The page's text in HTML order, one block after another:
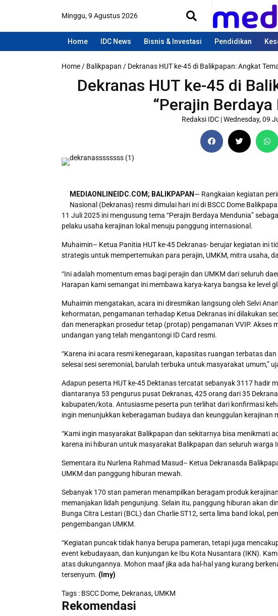
Minggu, 9 Agustus 2026
Home IDC News Bisnis & Investasi Pendidikan
Home / Balikpapan / Dekranas HUT ke-45 di Balikpapan: Angkat
Dekranas HUT ke-45 di
“Perajin Berdaya
Redaksi IDC |Wednesday, 09
MEDIAONLINEIDC.COM; BALIKPAPAN — Rangkaian kegiatan
Nasional (Dekranas) resmi dimulai hari ini di BSCC Dome
11 Juli 2025 ini mengusung tema “Perajin Berdaya Mendunia”
pelaku usaha kerajinan lokal menuju panggung internasional.
Muhaimin– Ketua Panitia HUT ke-45 Dekranas- berujar kegiatan ini
strategis untuk mempertemukan para perajin, UMKM, mitra usaha,
“Ini adalah momentum emas bagi perajin dan UMKM dari seluruh
Harapan kami semangat ini membawa karya-karya bangsa ke level
Muhaimin mengatakan, acara ini diresmikan langsung oleh Selvi
kehormatan, pengamanan terhadap Ketua Dekranas ini dilakukan
dan menerapkan prosedur tetap (protap) pengamanan VVIP. Akses
undangan yang telah mengantongi ID Card resmi.
“Karena ini acara resmi kenegaraan, kapasitas ruangan terbatas
selesai sesi seremonial, barulah terbuka untuk masyarakat umum,”
Adapun peserta HUT ke-45 Dektanas tercatat sebanyak 3117 hadir
diantaranya 53 pengurus pusat Dekranas, 425 orang dari 35
kabupaten/kota. Antusiasme peserta pun terlihat dari konfirmasi
ingin menunjukkan keberagaman budaya dan keunggulan kerajinan
“Kami ingin masyarakat Balikpapan dan sekitarnya bisa menikmati
karena ini hiburan untuk masyarakat Balikpapan dan seluruh warga
Sementara itu Nurlena Rahmad Masud– Ketua Dekranasda
UMKM dan panggung hiburan mewah.
Sebanyak 170 stan pameran menampilkan beragam produk
memanjakan lidah pengunjung. Selain itu, panggung hiburan akan
Bunga Citra Lestari (BCL) dan Charlie ST12, serta lima band lokal,
pengembangan UMKM.
“Kegiatan puncak tidak hanya berupa pameran, tetapi juga
event kebudayaan, dan kunjungan ke Ibu Kota Nusantara (IKN).
atas dukungannya. Mohon maaf jika ada hal-hal yang kurang
tersenyum. (Imy)
Tags : BSCC Dome, Dekranas, UMKM
Rekomendasi